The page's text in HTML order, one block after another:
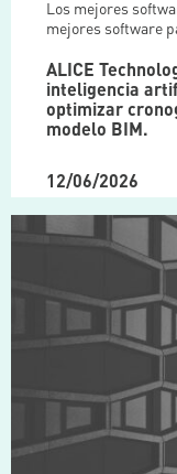
Los mejores
mejores software
ALICE
inteligencia
optimizar
modelo BIM.
12/06/2026